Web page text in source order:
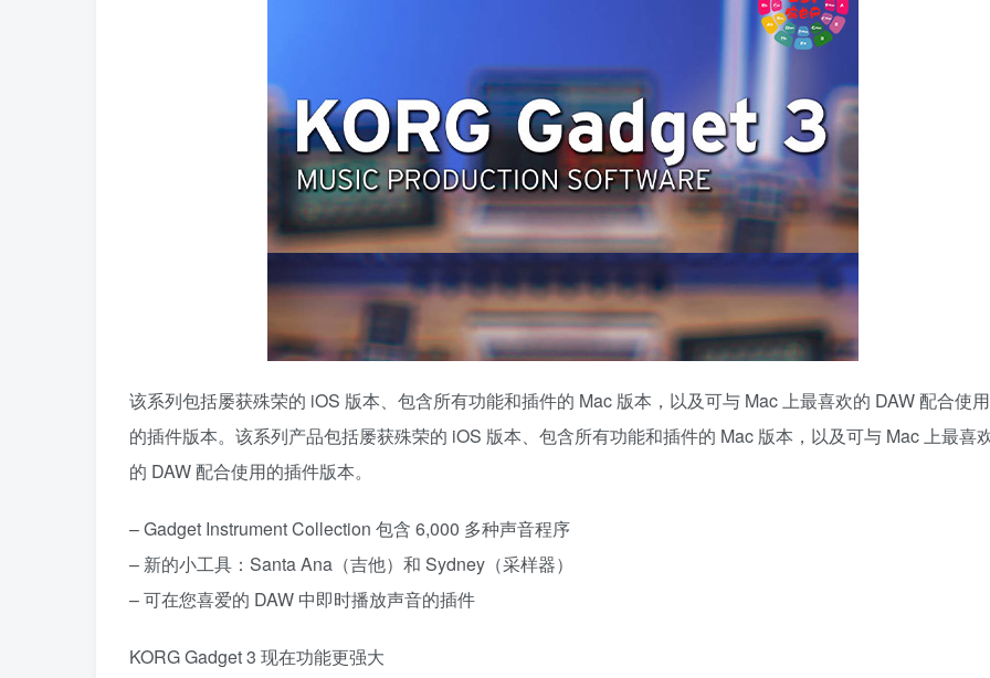
该系列包括屡获殊荣的 iOS 版本、包含所有功能和插件的 Mac 版本，以及可与 Mac 上最喜欢的 DAW 配合使用
的插件版本。该系列产品包括屡获殊荣的 iOS 版本、包含所有功能和插件的 Mac 版本，以及可与 Mac 上最喜
的 DAW 配合使用的插件版本。
– Gadget Instrument Collection 包含 6,000 多种声音程序
– 新的小工具：Santa Ana（吉他）和 Sydney（采样器）
– 可在您喜爱的 DAW 中即时播放声音的插件
KORG Gadget 3 现在功能更强大